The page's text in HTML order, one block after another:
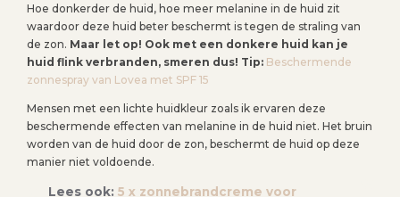
Hoe donkerder de huid, hoe meer melanine in de huid zit
waardoor deze huid beter beschermt is tegen de straling van
de zon. Maar let op! Ook met een donkere huid kan je
huid flink verbranden, smeren dus! Tip: Beschermende
zonnespray van Lovea met SPF 15
Mensen met een lichte huidkleur zoals ik ervaren deze
beschermende effecten van melanine in de huid niet. Het bruin
worden van de huid door de zon, beschermt de huid op deze
manier niet voldoende.
Lees ook: 5 x zonnebrandcreme voor